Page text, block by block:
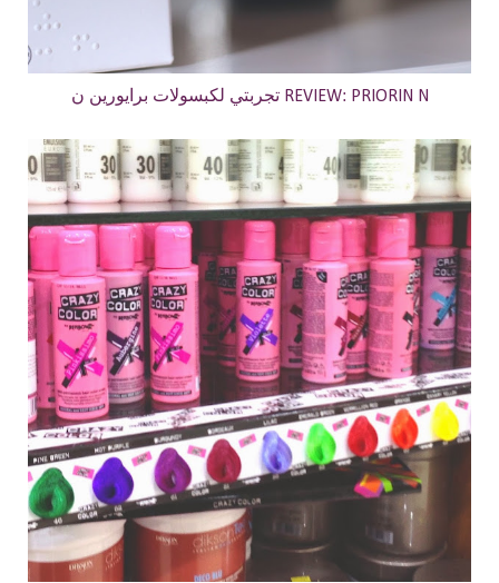
تجربتي لكبسولات برايورين ن REVIEW: PRIORIN N